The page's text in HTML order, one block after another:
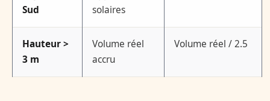
Sud
solaires
Hauteur >
3 m
Volume réel
accru
Volume réel / 2.5